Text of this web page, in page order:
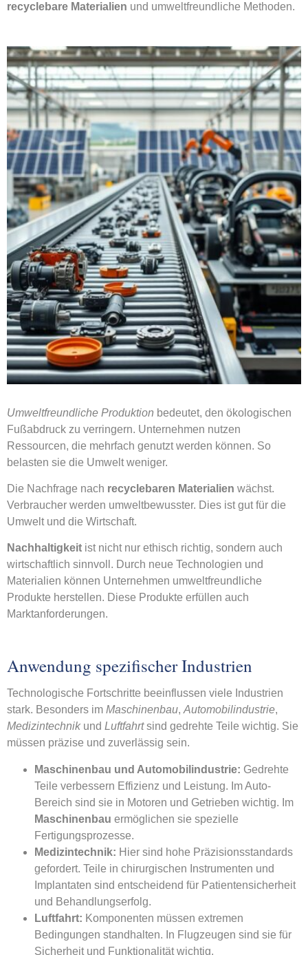
recyclebare Materialien und umweltfreundliche Methoden.
Umweltfreundliche Produktion bedeutet, den ökologischen
Fußabdruck zu verringern. Unternehmen nutzen
Ressourcen, die mehrfach genutzt werden können. So
belasten sie die Umwelt weniger.
Die Nachfrage nach recyclebaren Materialien wächst.
Verbraucher werden umweltbewusster. Dies ist gut für die
Umwelt und die Wirtschaft.
Nachhaltigkeit ist nicht nur ethisch richtig, sondern auch
wirtschaftlich sinnvoll. Durch neue Technologien und
Materialien können Unternehmen umweltfreundliche
Produkte herstellen. Diese Produkte erfüllen auch
Marktanforderungen.
Anwendung spezifischer Industrien
Technologische Fortschritte beeinflussen viele Industrien
stark. Besonders im Maschinenbau,Automobilindustrie,
Medizintechnikund Luftfahrtsind gedrehte Teile wichtig. Sie
müssen präzise und zuverlässig sein.
Maschinenbau und Automobilindustrie: Gedrehte
Teile verbessern Effizienz und Leistung. Im Auto-
Bereich sind sie in Motoren und Getrieben wichtig. Im
Maschinenbau ermöglichen sie spezielle
Fertigungsprozesse.
Medizintechnik: Hier sind hohe Präzisionsstandards
gefordert. Teile in chirurgischen Instrumenten und
Implantaten sind entscheidend für Patientensicherheit
und Behandlungserfolg.
Luftfahrt: Komponenten müssen extremen
Bedingungen standhalten. In Flugzeugen sind sie für
Sicherheit und Funktionalität wichtig.